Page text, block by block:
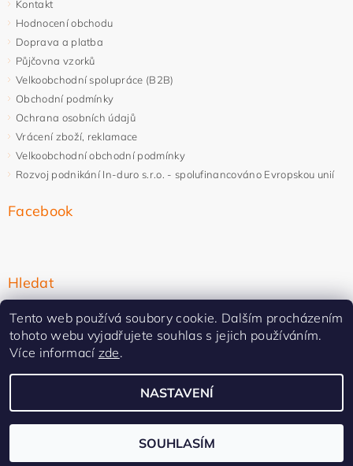
Kontakt
Hodnocení obchodu
Doprava a platba
Půjčovna vzorků
Velkoobchodní spolupráce (B2B)
Obchodní podmínky
Ochrana osobních údajů
Vrácení zboží, reklamace
Velkoobchodní obchodní podmínky
Rozvoj podnikání In-duro s.r.o. - spolufinancováno Evropskou unií
Facebook
Hledat
2026 ©In-duro, všechna práva vyhrazenaUpravit nastavení cookies
Vytvořil Shoptet Premium
Tento web používá soubory cookie. Dalším procházením
tohoto webu vyjadřujete souhlas s jejich používáním.
Více informací zde.
NASTAVENÍ
SOUHLASÍM